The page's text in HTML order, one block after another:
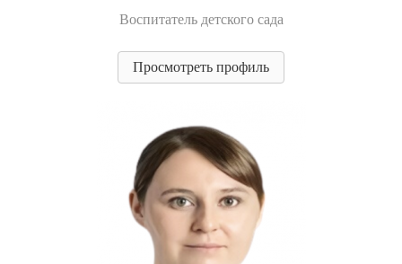
Воспитатель детского сада
Просмотреть профиль